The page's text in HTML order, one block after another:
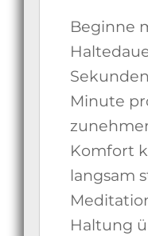
Beginne
Minute
Komfort
langsam
Haltung